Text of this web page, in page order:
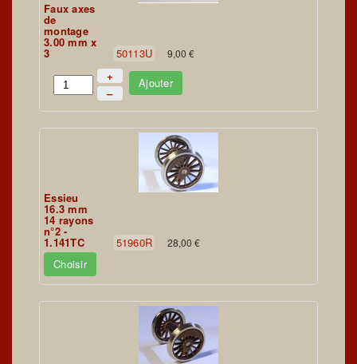
Faux axes
de
montage
3.00 mm x
3 50113U 9,00 €
+
–
Ajouter
Essieu
16.3 mm
14 rayons
n°2 -
1.141TC 51960R 28,00 €
Choisir